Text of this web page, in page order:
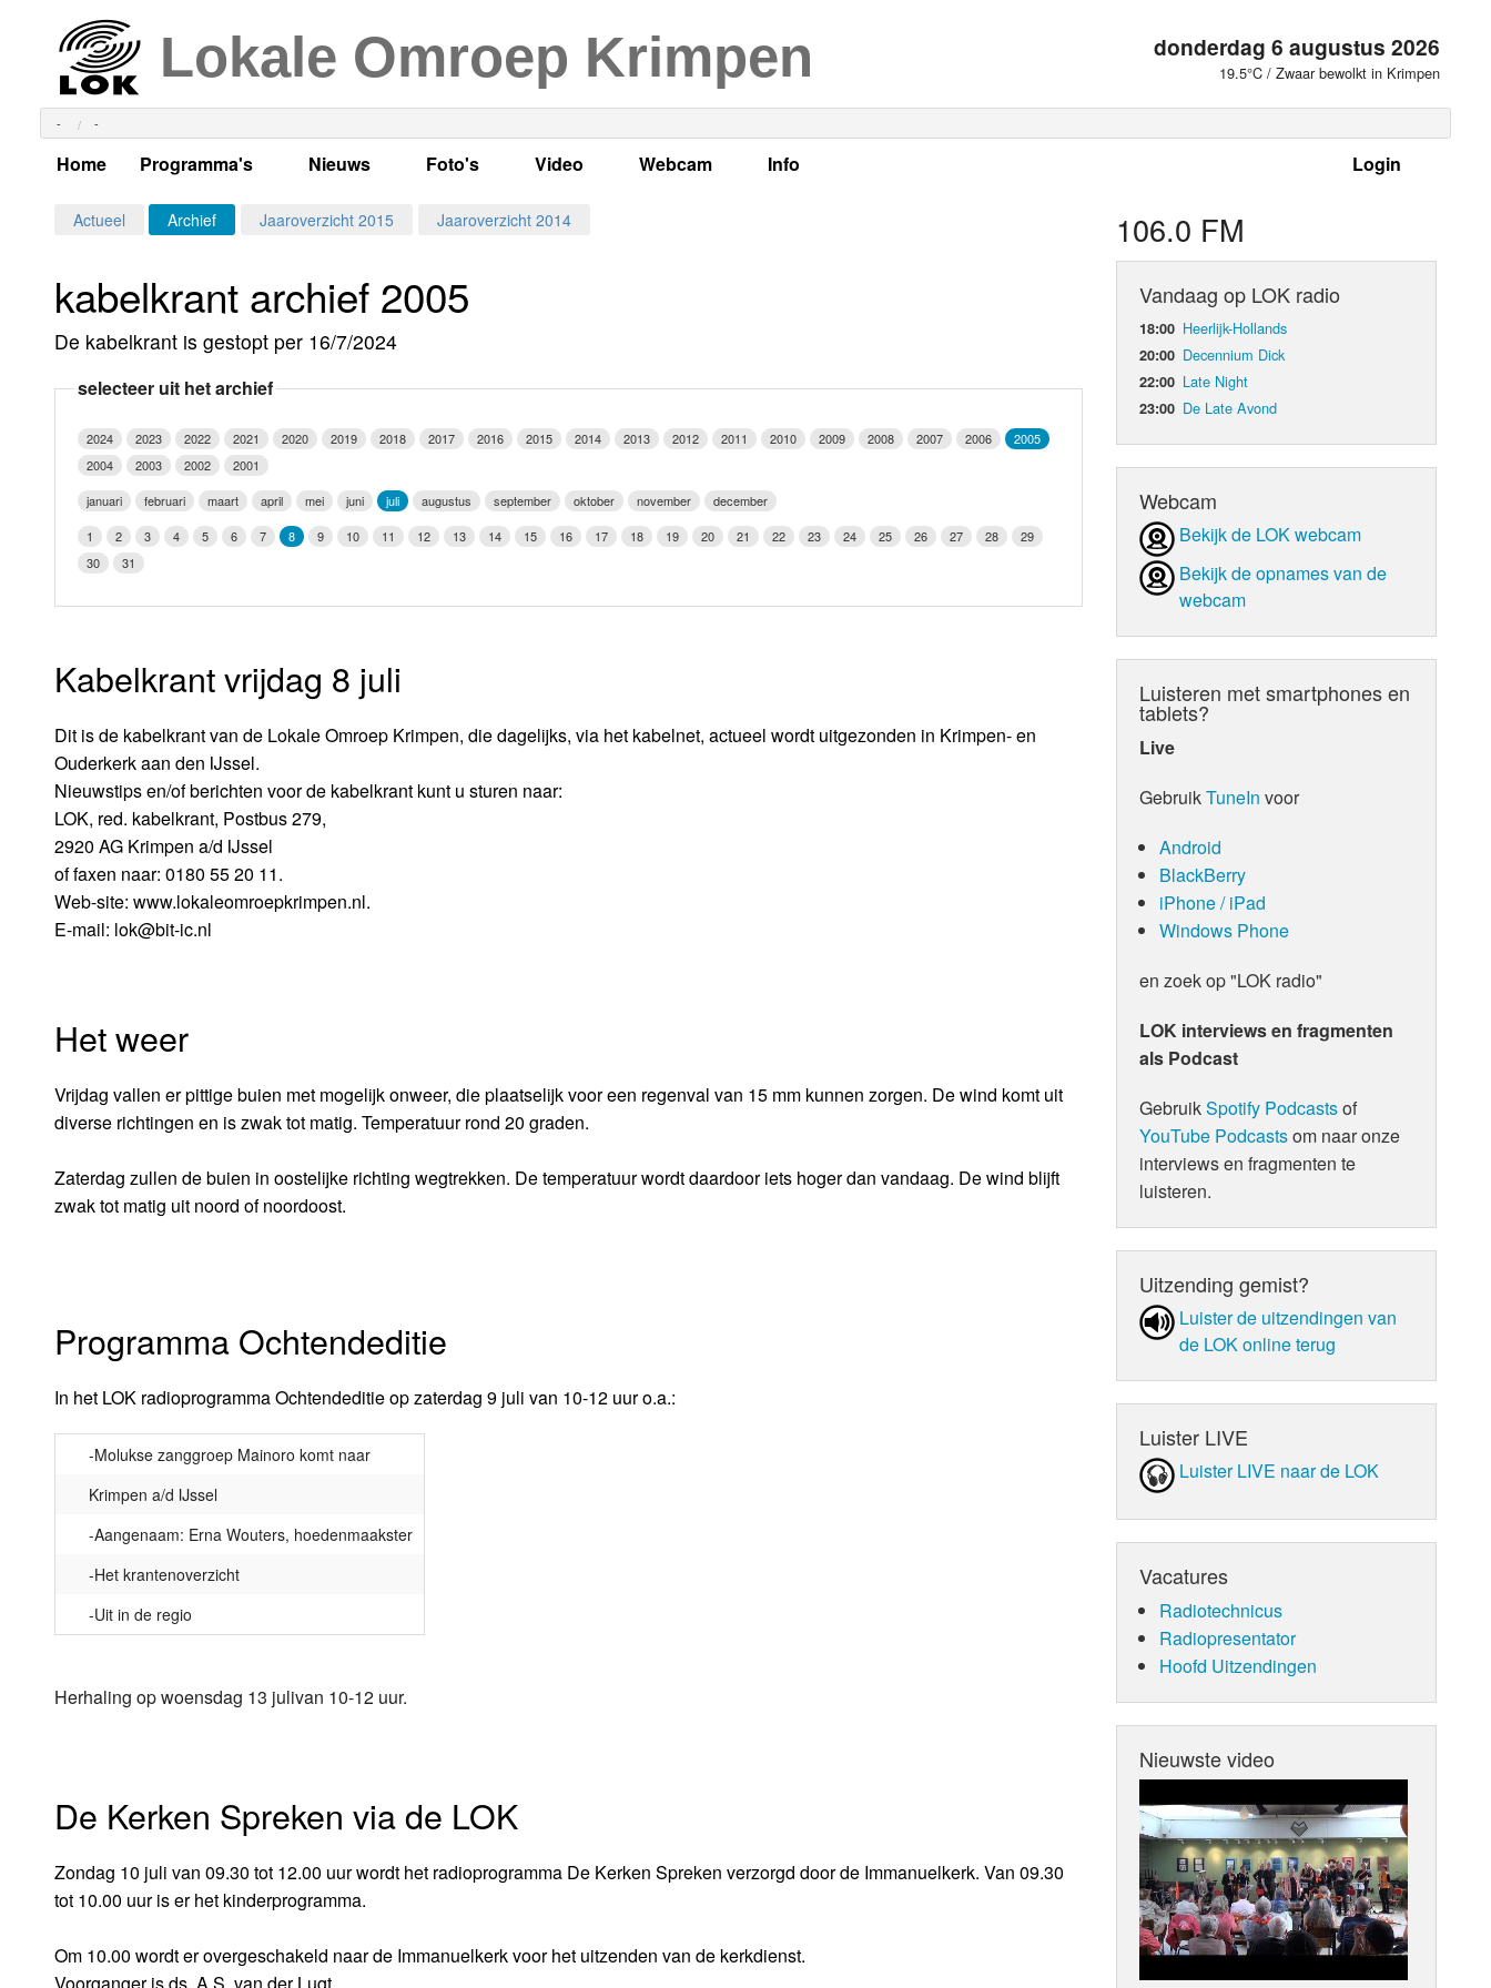
Lokale Omroep Krimpen donderdag 6 augustus 2026
19.5°C / Zwaar bewolkt in Krimpen
- -
Login
Home Programma's
Alle dagen
Per dag
Maandag
Vrijdag
Luister LOK Live
LOK schijf
Oude LOK programma's
Nieuws
Actueel Lokaal Nieuws
Kabelkrant
Foto's
Algemeen
Programma's
Video
LOK TV
Webcam Info
Weerman
Actueel Archief Jaaroverzicht 2015 Jaaroverzicht 2014
kabelkrant archief 2005
De kabelkrant is gestopt per 16/7/2024
selecteer uit het archief
2024 2023 2022 2021 2020 2019 2018 2017 2016 2015 2014 2013 2012 2011 2010 2009 2008 2007 2006
2005
2004
2003 2002
2001
januari
februari maart april mei juni juli augustus september oktober november
december
1
2 3 4 5 6 7 8 9 10 11 12 13 14 15 16 17 18 19 20 21 22 23 24 25 26 27 28
29
30
31
Kabelkrant vrijdag 8 juli
Dit is de kabelkrant van de Lokale Omroep Krimpen, die dagelijks, via het kabelnet, actueel wordt uitgezonden in Krimpen- en
Ouderkerk aan den IJssel.
Nieuwstips en/of berichten voor de kabelkrant kunt u sturen naar:
LOK, red. kabelkrant, Postbus 279,
2920 AG Krimpen a/d IJssel
of faxen naar: 0180 55 20 11.
Web-site: www.lokaleomroepkrimpen.nl.
E-mail: lok@bit-ic.nl
Het weer
Vrijdag vallen er pittige buien met mogelijk onweer, die plaatselijk voor een regenval van 15 mm kunnen zorgen. De wind komt uit
diverse richtingen en is zwak tot matig. Temperatuur rond 20 graden.
Zaterdag zullen de buien in oostelijke richting wegtrekken. De temperatuur wordt daardoor iets hoger dan vandaag. De wind blijft
zwak tot matig uit noord of noordoost.
Programma Ochtendeditie
In het LOK radioprogramma Ochtendeditie op zaterdag 9 juli van 10-12 uur o.a.:
-Molukse zanggroep Mainoro komt naar
Krimpen a/d IJssel
-Aangenaam: Erna Wouters, hoedenmaakster
-Het krantenoverzicht
-Uit in de regio
Herhaling op woensdag 13 julivan 10-12 uur.
De Kerken Spreken via de LOK
Zondag 10 juli van 09.30 tot 12.00 uur wordt het radioprogramma De Kerken Spreken verzorgd door de Immanuelkerk. Van 09.30
tot 10.00 uur is er het kinderprogramma.
Om 10.00 wordt er overgeschakeld naar de Immanuelkerk voor het uitzenden van de kerkdienst.
106.0 FM
Vandaag op LOK radio
18:00 Heerlijk-Hollands
20:00 Decennium Dick
22:00 Late Night
23:00 De Late Avond
Webcam
Bekijk de LOK webcam
Bekijk de opnames van de
webcam
Luisteren met smartphones en
tablets?
Live
GebruikTuneIn voor
Android
BlackBerry
iPhone / iPad
Windows Phone
en zoek op "LOK radio"
LOK interviews en fragmenten
als Podcast
GebruikSpotify Podcastsof
YouTube Podcastsom naar onze
interviews en fragmenten te
luisteren.
Uitzending gemist?
Luister de uit­zen­din­gen van
de LOK online terug
Luister LIVE
Luister LIVE naar de LOK
Vacatures
Radiotechnicus
Radiopresentator
Hoofd Uitzendingen
Nieuwste video